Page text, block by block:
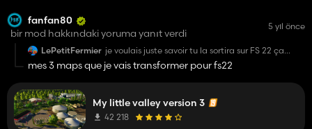
fanfan80
bir mod hakkındaki yoruma yanıt verdi
5 yıl önce
LePetitFermier je voulais juste savoir tu la sortira sur FS 22 ça
serait top
mes 3 maps que je vais transformer pour fs22
My little valley version 3
42 218